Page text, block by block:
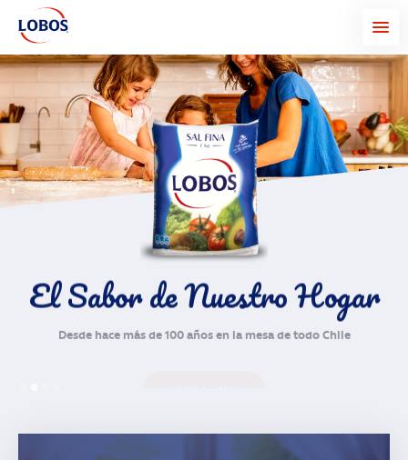
El Sabor de Nuestro Hogar
Desde hace más de 100 años en la mesa de todo Chile